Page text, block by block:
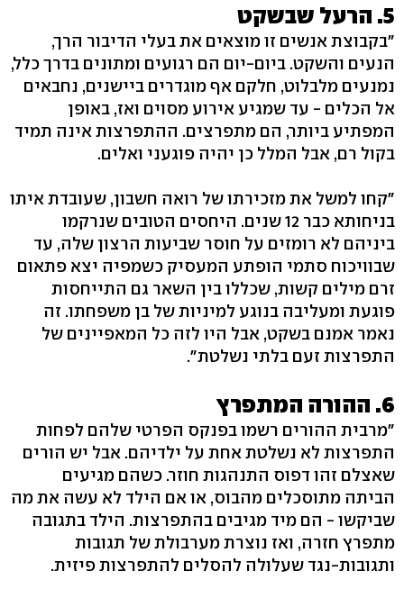
5. הרעל שבשקט
"בקבוצת אנשים זו מוצאים את בעלי הדיבור הרך,
הנעים והשקט. ביום-יום הם רגועים ומתונים בדרך כלל,
נמנעים מלבלוט, חלקם אף מוגדרים ביישנים, נחבאים
אל הכלים - עד שמגיע אירוע מסוים ואז, באופן
המפתיע ביותר, הם מתפרצים. ההתפרצות אינה תמיד
בקול רם, אבל המלל כן יהיה פוגעני ואלים.
"קחו למשל את מזכירתו של רואה חשבון, שעובדת איתו
בניחותא כבר 12 שנים. היחסים הטובים שנרקמו
ביניהם לא רומזים על חוסר שביעות הרצון שלה, עד
שבוויכוח סתמי הופתע המעסיק כשמפיה יצא פתאום
זרם מילים קשות, שכללו בין השאר גם התייחסות
פוגעת ומעליבה בנוגע למיניות של בן משפחתו. זה
נאמר אמנם בשקט, אבל היו לזה כל המאפיינים של
התפרצות זעם בלתי נשלטת".
‬6. ההורה המתפרץ
"מרבית ההורים רשמו בפנקס הפרטי שלהם לפחות
התפרצות לא נשלטת אחת על ילדיהם. אבל יש הורים
שאצלם זהו דפוס התנהגות חוזר. כשהם מגיעים
הביתה מתוסכלים מהבוס, או אם הילד לא עשה את מה
שביקשו - הם מיד מגיבים בהתפרצות. הילד בתגובה
מתפרץ חזרה, ואז נוצרת מערבולת של תגובות
ותגובות-נגד שעלולה להסלים להתפרצות פיזית.